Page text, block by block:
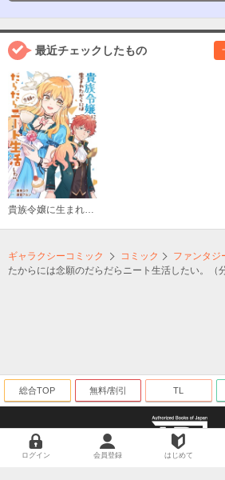
最近チェックしたもの
貴族令嬢に生まれたからには念願のだらだらニート生活したい。（分冊版）
ギャラクシーコミック コミック ファンタジ
たからには念願のだらだらニート生活したい。（
総合TOP 無料/割引 TL
ログイン 会員登録 はじめて